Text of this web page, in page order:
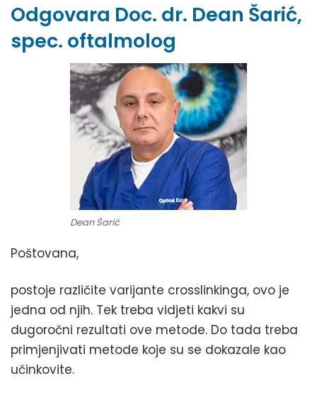
Odgovara Doc. dr. Dean Šarić,
spec. oftalmolog
Dean Šarić
Poštovana,
postoje različite varijante crosslinkinga, ovo je
jedna od njih. Tek treba vidjeti kakvi su
dugoročni rezultati ove metode. Do tada treba
primjenjivati metode koje su se dokazale kao
učinkovite.